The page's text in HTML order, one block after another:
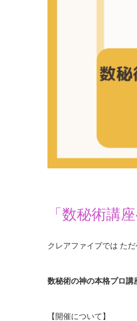
「数秘術講
クレアファイブでは た
数秘術の神の本格プロ講
【開催について】